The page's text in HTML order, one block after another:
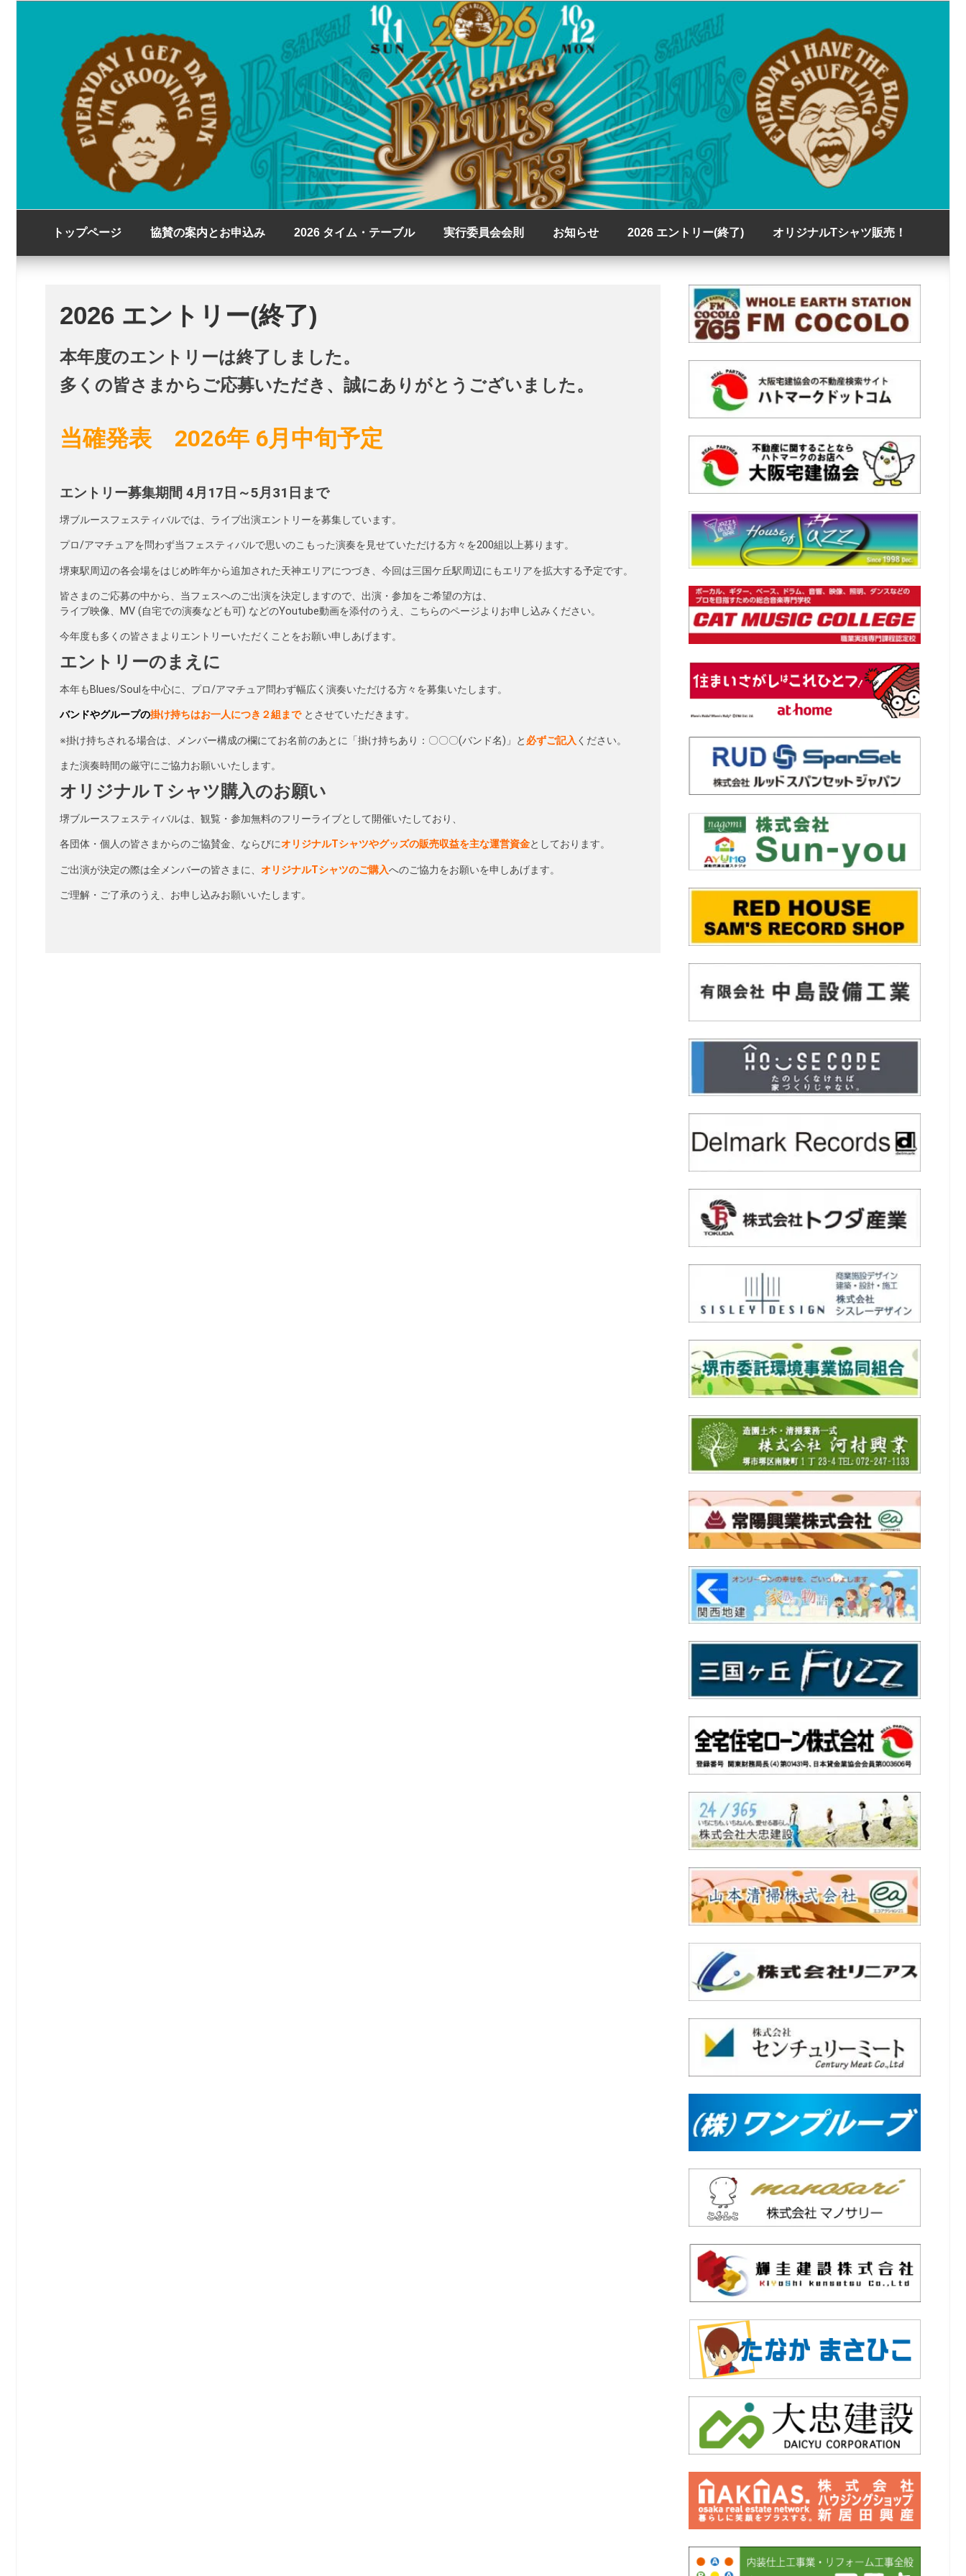
堺ブルースフェスティバル Sakai Blues Festival
トップページ 協賛の案内とお申込み 2026 タイム・テーブル 実行委員会会則 お知らせ 2026 エントリー(終了) オリジナルTシャツ販売！
2026 エントリー(終了)
本年度のエントリーは終了しました。
多くの皆さまからご応募いただき、誠にありがとうございました。
当確発表 2026年 6月中旬予定
エントリー募集期間 4月17日～5月31日まで
堺ブルースフェスティバルでは、ライブ出演エントリーを募集しています。
プロ/アマチュアを問わず当フェスティバルで思いのこもった演奏を見せていただける方々を200組以上募ります。
堺東駅周辺の各会場をはじめ昨年から追加された天神エリアにつづき、今回は三国ケ丘駅周辺にもエリアを拡大する予定です。
皆さまのご応募の中から、当フェスへのご出演を決定しますので、出演・参加をご希望の方は、
ライブ映像、MV (自宅での演奏なども可) などのYoutube動画を添付のうえ、こちらのページよりお申し込みください。
今年度も多くの皆さまよりエントリーいただくことをお願い申しあげます。
エントリーのまえに
本年もBlues/Soulを中心に、プロ/アマチュア問わず幅広く演奏いただける方々を募集いたします。
バンドやグループの掛け持ちはお一人につき２組まで とさせていただきます。
※掛け持ちされる場合は、メンバー構成の欄にてお名前のあとに「掛け持ちあり：〇〇〇(バンド名)」と 必ずご記入 ください。
また演奏時間の厳守にご協力お願いいたします。
オリジナルＴシャツ購入のお願い
堺ブルースフェスティバルは、観覧・参加無料のフリーライブとして開催いたしており、
各団体・個人の皆さまからのご協賛金、ならびにオリジナルTシャツやグッズの販売収益を主な運営資金としております。
ご出演が決定の際は全メンバーの皆さまに、 オリジナルTシャツのご購入へのご協力をお願いを申しあげます。
ご理解・ご了承のうえ、お申し込みお願いいたします。